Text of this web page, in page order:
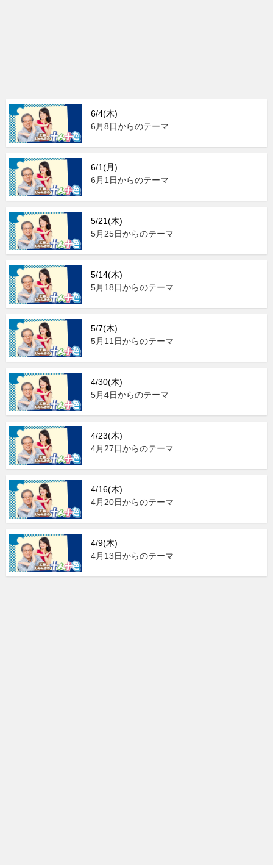
6/4(木)
6月8日からのテーマ
6/1(月)
6月1日からのテーマ
5/21(木)
5月25日からのテーマ
5/14(木)
5月18日からのテーマ
5/7(木)
5月11日からのテーマ
4/30(木)
5月4日からのテーマ
4/23(木)
4月27日からのテーマ
4/16(木)
4月20日からのテーマ
4/9(木)
4月13日からのテーマ